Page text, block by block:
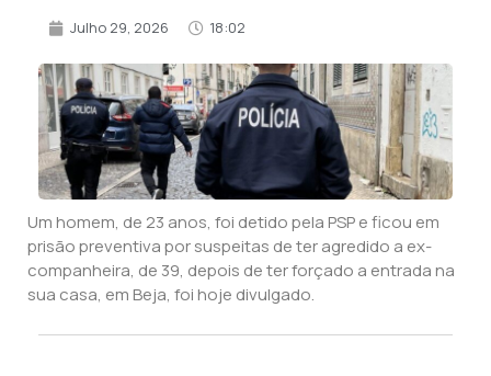
Julho 29, 2026 18:02
Um homem, de 23 anos, foi detido pela PSP e ficou em
prisão preventiva por suspeitas de ter agredido a ex-
companheira, de 39, depois de ter forçado a entrada na
sua casa, em Beja, foi hoje divulgado.